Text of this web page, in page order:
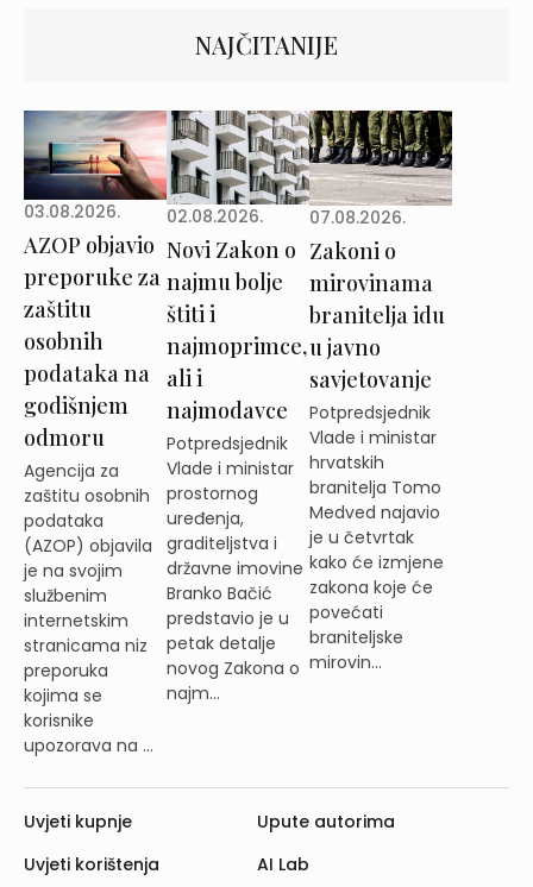
NAJČITANIJE
03.08.2026.
AZOP objavio
preporuke za
zaštitu
osobnih
podataka na
godišnjem
odmoru
Agencija za
zaštitu osobnih
podataka
(AZOP) objavila
je na svojim
službenim
internetskim
stranicama niz
preporuka
kojima se
korisnike
upozorava na ...
02.08.2026.
Novi Zakon o
najmu bolje
štiti i
najmoprimce,
ali i
najmodavce
Potpredsjednik
Vlade i ministar
prostornog
uređenja,
graditeljstva i
državne imovine
Branko Bačić
predstavio je u
petak detalje
novog Zakona o
najm...
07.08.2026.
Zakoni o
mirovinama
branitelja idu
u javno
savjetovanje
Potpredsjednik
Vlade i ministar
hrvatskih
branitelja Tomo
Medved najavio
je u četvrtak
kako će izmjene
zakona koje će
povećati
braniteljske
mirovin...
Uvjeti kupnje
Uvjeti korištenja
Upute autorima
AI Lab